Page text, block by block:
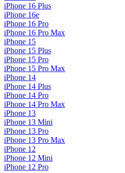
iPhone 16 Plus
iPhone 16e
iPhone 16 Pro
iPhone 16 Pro Max
iPhone 15
iPhone 15 Plus
iPhone 15 Pro
iPhone 15 Pro Max
iPhone 14
iPhone 14 Plus
iPhone 14 Pro
iPhone 14 Pro Max
iPhone 13
iPhone 13 Mini
iPhone 13 Pro
iPhone 13 Pro Max
iPhone 12
iPhone 12 Mini
iPhone 12 Pro